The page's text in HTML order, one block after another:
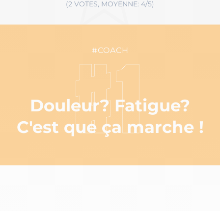
(2 VOTES, MOYENNE: 4/5)
#COACH
#1
Douleur? Fatigue?
C'est que ça marche !